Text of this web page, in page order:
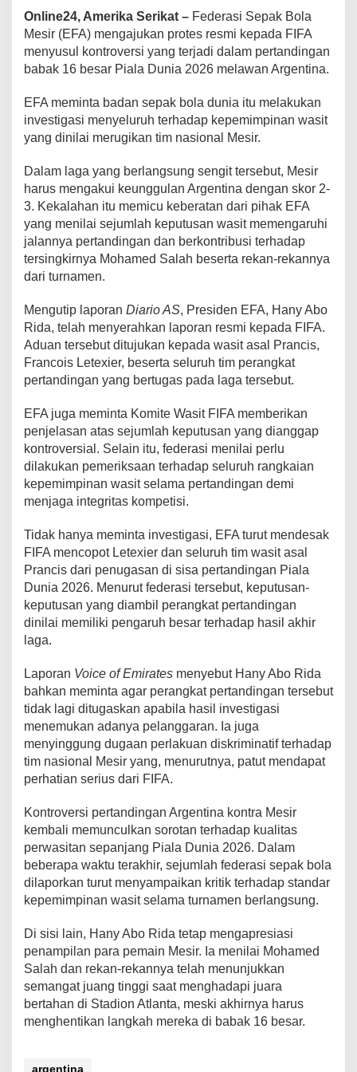
i
T
e
r
n
g
k
r
d
a
r
i
A
r
t
i
n
Online24, Amerika Serikat – Federasi Sepak Bola
Mesir (EFA) mengajukan protes resmi kepada FIFA
menyusul kontroversi yang terjadi dalam pertandingan
babak 16 besar Piala Dunia 2026 melawan Argentina.
EFA meminta badan sepak bola dunia itu melakukan
investigasi menyeluruh terhadap kepemimpinan wasit
yang dinilai merugikan tim nasional Mesir.
Dalam laga yang berlangsung sengit tersebut, Mesir
harus mengakui keunggulan Argentina dengan skor 2-
3. Kekalahan itu memicu keberatan dari pihak EFA
yang menilai sejumlah keputusan wasit memengaruhi
jalannya pertandingan dan berkontribusi terhadap
tersingkirnya Mohamed Salah beserta rekan-rekannya
dari turnamen.
Mengutip laporan Diario AS, Presiden EFA, Hany Abo
Rida, telah menyerahkan laporan resmi kepada FIFA.
Aduan tersebut ditujukan kepada wasit asal Prancis,
Francois Letexier, beserta seluruh tim perangkat
pertandingan yang bertugas pada laga tersebut.
EFA juga meminta Komite Wasit FIFA memberikan
penjelasan atas sejumlah keputusan yang dianggap
kontroversial. Selain itu, federasi menilai perlu
dilakukan pemeriksaan terhadap seluruh rangkaian
kepemimpinan wasit selama pertandingan demi
menjaga integritas kompetisi.
Tidak hanya meminta investigasi, EFA turut mendesak
FIFA mencopot Letexier dan seluruh tim wasit asal
Prancis dari penugasan di sisa pertandingan Piala
Dunia 2026. Menurut federasi tersebut, keputusan-
keputusan yang diambil perangkat pertandingan
dinilai memiliki pengaruh besar terhadap hasil akhir
laga.
Laporan Voice of Emirates menyebut Hany Abo Rida
bahkan meminta agar perangkat pertandingan tersebut
tidak lagi ditugaskan apabila hasil investigasi
menemukan adanya pelanggaran. Ia juga
menyinggung dugaan perlakuan diskriminatif terhadap
tim nasional Mesir yang, menurutnya, patut mendapat
perhatian serius dari FIFA.
Kontroversi pertandingan Argentina kontra Mesir
kembali memunculkan sorotan terhadap kualitas
perwasitan sepanjang Piala Dunia 2026. Dalam
beberapa waktu terakhir, sejumlah federasi sepak bola
dilaporkan turut menyampaikan kritik terhadap standar
kepemimpinan wasit selama turnamen berlangsung.
Di sisi lain, Hany Abo Rida tetap mengapresiasi
penampilan para pemain Mesir. Ia menilai Mohamed
Salah dan rekan-rekannya telah menunjukkan
semangat juang tinggi saat menghadapi juara
bertahan di Stadion Atlanta, meski akhirnya harus
menghentikan langkah mereka di babak 16 besar.
argentina